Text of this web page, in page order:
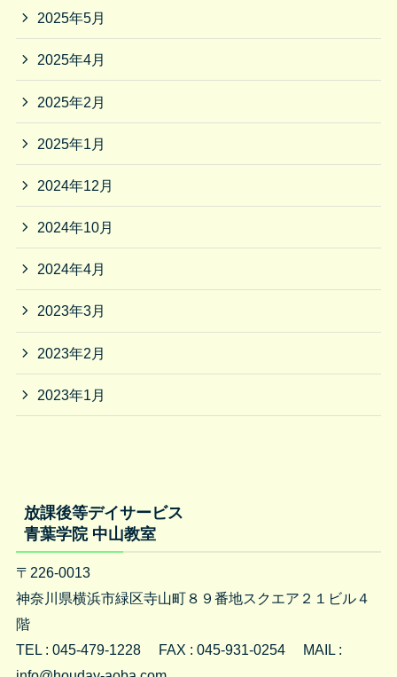
2025年5月
2025年4月
2025年2月
2025年1月
2024年12月
2024年10月
2024年4月
2023年3月
2023年2月
2023年1月
放課後等デイサービス
青葉学院 中山教室
〒226-0013
神奈川県横浜市緑区寺山町８９番地スクエア２１ビル４
階
TEL : 045-479-1228 FAX : 045-931-0254 MAIL :